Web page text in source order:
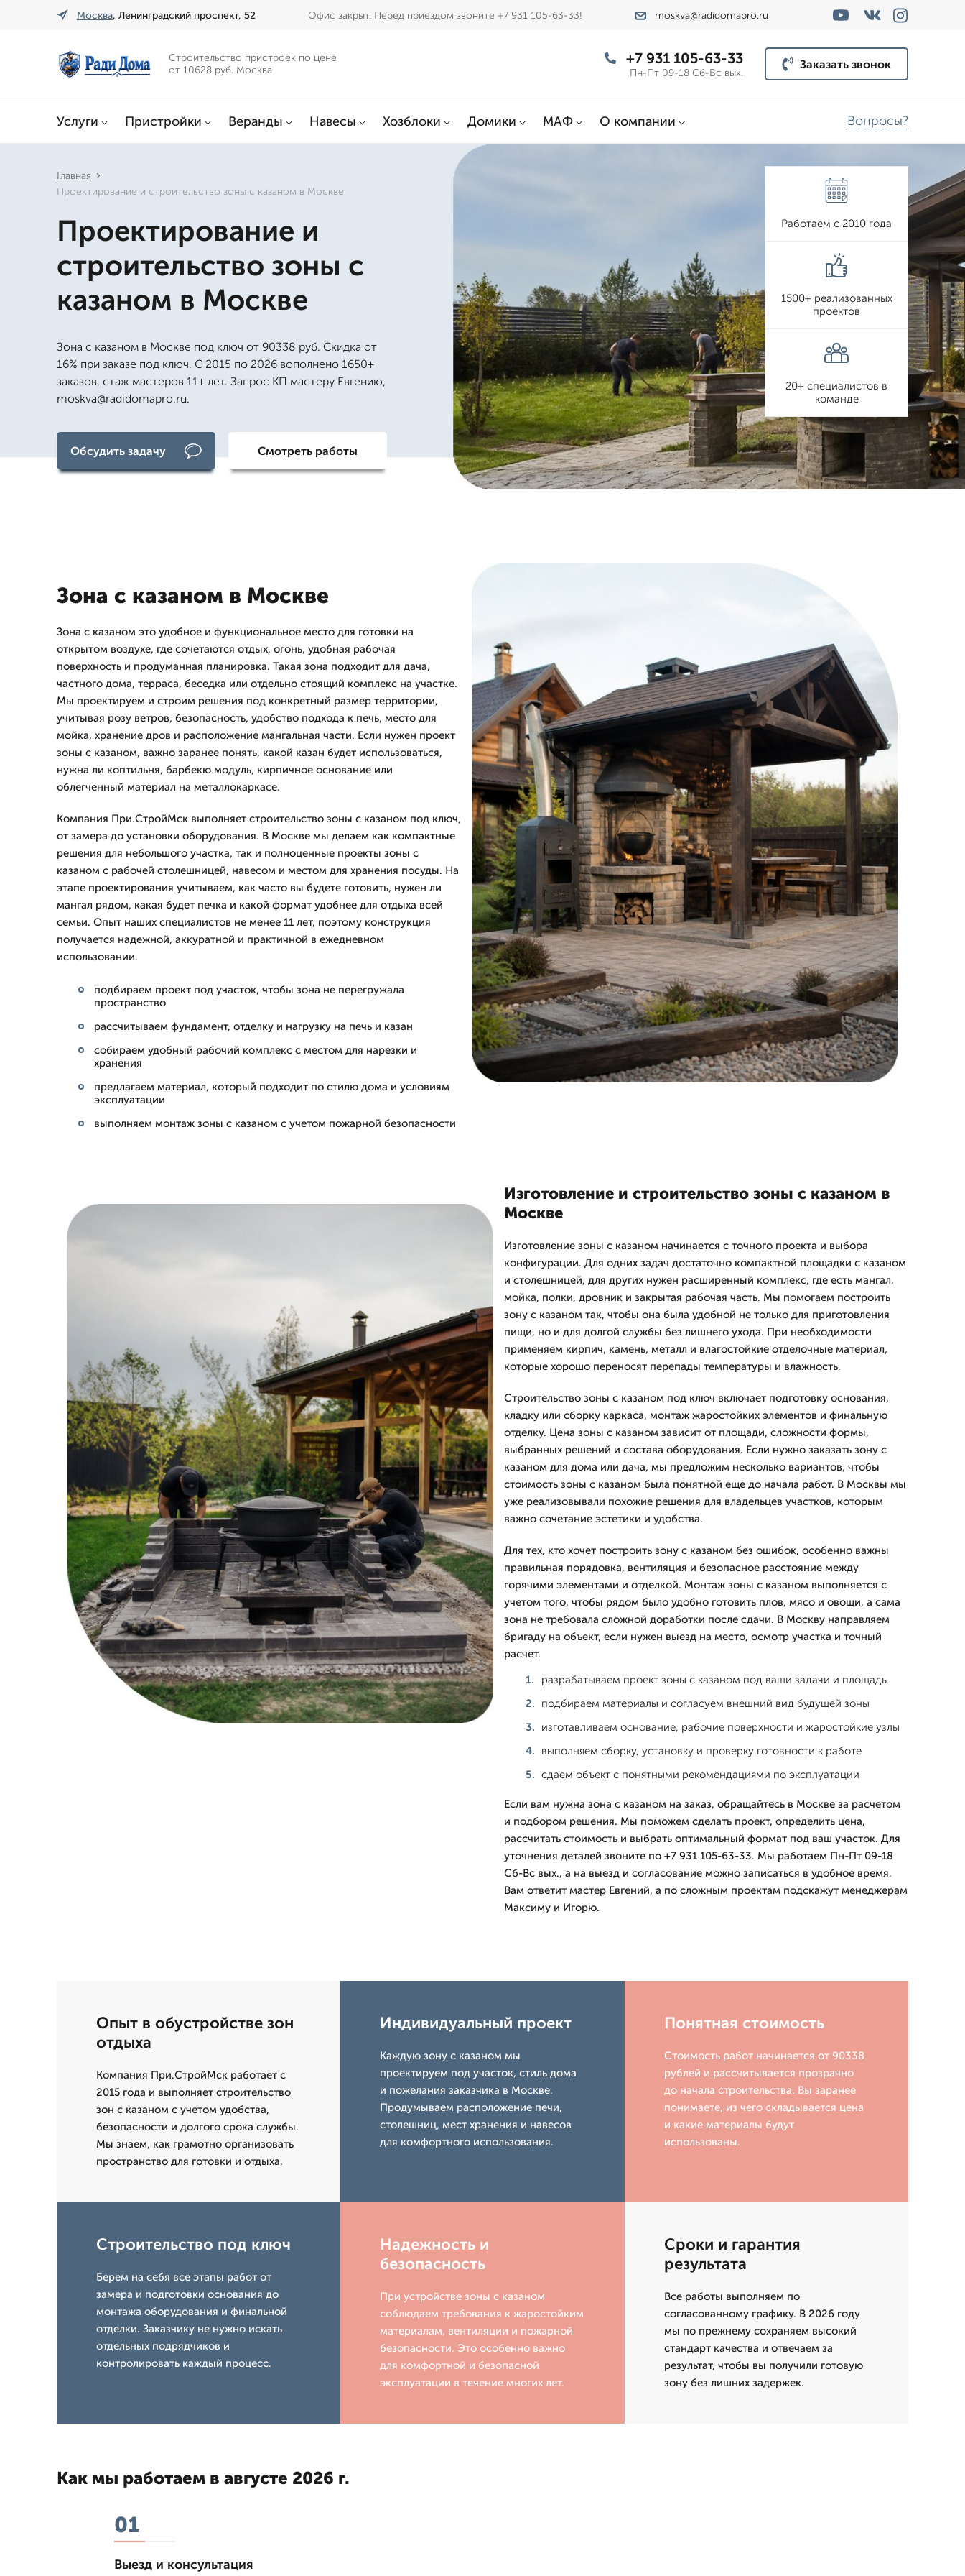
Москва, Ленинградский проспект, 52 Офис закрыт. Перед приездом звоните +7 931 105-63-33! moskva@radidomapro.ru
Строительство пристроек по цене
от 10628 руб. Москва
+7 931 105-63-33
Пн-Пт 09-18 Сб-Вс вых.
Заказать звонок
Услуги Пристройки Веранды Навесы Хозблоки Домики МАФ О компании Вопросы?
Главная
Проектирование и строительство зоны с казаном в Москве
Проектирование и
строительство зоны с
казаном в Москве
Зона с казаном в Москве под ключ от 90338 руб. Скидка от
16% при заказе под ключ. С 2015 по 2026 вополнено 1650+
заказов, стаж мастеров 11+ лет. Запрос КП мастеру Евгению,
moskva@radidomapro.ru.
Обсудить задачу Смотреть работы
Работаем с 2010 года
1500+ реализованных
проектов
20+ специалистов в
команде
Зона с казаном в Москве
Зона с казаном это удобное и функциональное место для готовки на
открытом воздухе, где сочетаются отдых, огонь, удобная рабочая
поверхность и продуманная планировка. Такая зона подходит для дача,
частного дома, терраса, беседка или отдельно стоящий комплекс на участке.
Мы проектируем и строим решения под конкретный размер территории,
учитывая розу ветров, безопасность, удобство подхода к печь, место для
мойка, хранение дров и расположение мангальная части. Если нужен проект
зоны с казаном, важно заранее понять, какой казан будет использоваться,
нужна ли коптильня, барбекю модуль, кирпичное основание или
облегченный материал на металлокаркасе.
Компания При.СтройМск выполняет строительство зоны с казаном под ключ,
от замера до установки оборудования. В Москве мы делаем как компактные
решения для небольшого участка, так и полноценные проекты зоны с
казаном с рабочей столешницей, навесом и местом для хранения посуды. На
этапе проектирования учитываем, как часто вы будете готовить, нужен ли
мангал рядом, какая будет печка и какой формат удобнее для отдыха всей
семьи. Опыт наших специалистов не менее 11 лет, поэтому конструкция
получается надежной, аккуратной и практичной в ежедневном
использовании.
подбираем проект под участок, чтобы зона не перегружала
пространство
рассчитываем фундамент, отделку и нагрузку на печь и казан
собираем удобный рабочий комплекс с местом для нарезки и
хранения
предлагаем материал, который подходит по стилю дома и условиям
эксплуатации
выполняем монтаж зоны с казаном с учетом пожарной безопасности
Изготовление и строительство зоны с казаном в
Москве
Изготовление зоны с казаном начинается с точного проекта и выбора
конфигурации. Для одних задач достаточно компактной площадки с казаном
и столешницей, для других нужен расширенный комплекс, где есть мангал,
мойка, полки, дровник и закрытая рабочая часть. Мы помогаем построить
зону с казаном так, чтобы она была удобной не только для приготовления
пищи, но и для долгой службы без лишнего ухода. При необходимости
применяем кирпич, камень, металл и влагостойкие отделочные материал,
которые хорошо переносят перепады температуры и влажность.
Строительство зоны с казаном под ключ включает подготовку основания,
кладку или сборку каркаса, монтаж жаростойких элементов и финальную
отделку. Цена зоны с казаном зависит от площади, сложности формы,
выбранных решений и состава оборудования. Если нужно заказать зону с
казаном для дома или дача, мы предложим несколько вариантов, чтобы
стоимость зоны с казаном была понятной еще до начала работ. В Москвы мы
уже реализовывали похожие решения для владельцев участков, которым
важно сочетание эстетики и удобства.
Для тех, кто хочет построить зону с казаном без ошибок, особенно важны
правильная порядовка, вентиляция и безопасное расстояние между
горячими элементами и отделкой. Монтаж зоны с казаном выполняется с
учетом того, чтобы рядом было удобно готовить плов, мясо и овощи, а сама
зона не требовала сложной доработки после сдачи. В Москву направляем
бригаду на объект, если нужен выезд на место, осмотр участка и точный
расчет.
разрабатываем проект зоны с казаном под ваши задачи и площадь
подбираем материалы и согласуем внешний вид будущей зоны
изготавливаем основание, рабочие поверхности и жаростойкие узлы
выполняем сборку, установку и проверку готовности к работе
сдаем объект с понятными рекомендациями по эксплуатации
Если вам нужна зона с казаном на заказ, обращайтесь в Москве за расчетом
и подбором решения. Мы поможем сделать проект, определить цена,
рассчитать стоимость и выбрать оптимальный формат под ваш участок. Для
уточнения деталей звоните по +7 931 105-63-33. Мы работаем Пн-Пт 09-18
Сб-Вс вых., а на выезд и согласование можно записаться в удобное время.
Вам ответит мастер Евгений, а по сложным проектам подскажут менеджерам
Максиму и Игорю.
Опыт в обустройстве зон
отдыха
Компания При.СтройМск работает с
2015 года и выполняет строительство
зон с казаном с учетом удобства,
безопасности и долгого срока службы.
Мы знаем, как грамотно организовать
пространство для готовки и отдыха.
Индивидуальный проект
Каждую зону с казаном мы
проектируем под участок, стиль дома
и пожелания заказчика в Москве.
Продумываем расположение печи,
столешниц, мест хранения и навесов
для комфортного использования.
Понятная стоимость
Стоимость работ начинается от 90338
рублей и рассчитывается прозрачно
до начала строительства. Вы заранее
понимаете, из чего складывается цена
и какие материалы будут
использованы.
Строительство под ключ
Берем на себя все этапы работ от
замера и подготовки основания до
монтажа оборудования и финальной
отделки. Заказчику не нужно искать
отдельных подрядчиков и
контролировать каждый процесс.
Надежность и
безопасность
При устройстве зоны с казаном
соблюдаем требования к жаростойким
материалам, вентиляции и пожарной
безопасности. Это особенно важно
для комфортной и безопасной
эксплуатации в течение многих лет.
Сроки и гарантия
результата
Все работы выполняем по
согласованному графику. В 2026 году
мы по прежнему сохраняем высокий
стандарт качества и отвечаем за
результат, чтобы вы получили готовую
зону без лишних задержек.
Как мы работаем в августе 2026 г.
01
Выезд и консультация